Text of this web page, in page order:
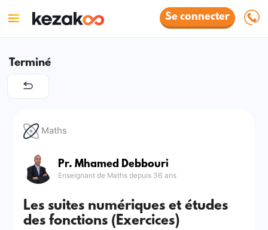
Se connecter
Terminé
Maths
Pr. Mhamed Debbouri
Enseignant de Maths depuis 36 ans
Les suites numériques et études
des fonctions (Exercices)